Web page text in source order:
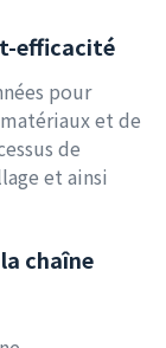
efficacité
pour
et de
de
et ainsi
chaîne